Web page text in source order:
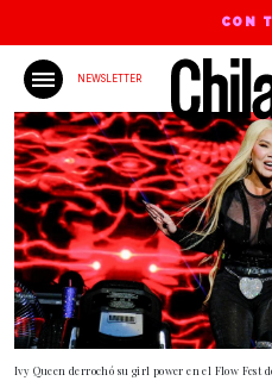
CON
NEWSLETTER
Ivy Queen derrochó su girl power en el Flow Fest